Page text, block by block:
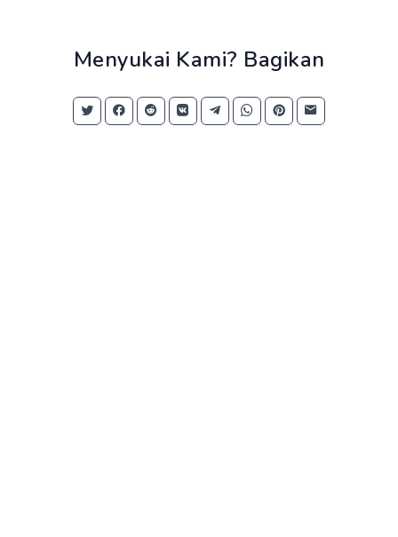
Menyukai Kami? Bagikan